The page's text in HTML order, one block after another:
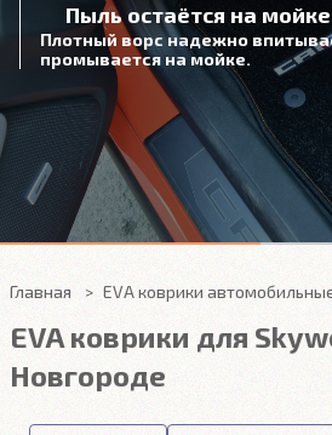
Пыль остаётся на
Плотный ворс надежно
промывается на мойке.
Главная EVA коврики
EVA коврики для
Новгороде